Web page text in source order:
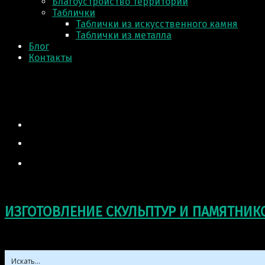
Таблички
Таблички из искусственного камня
Таблички из металла
Блог
Контакты
ИЗГОТОВЛЕНИЕ СКУЛЬПТУР И